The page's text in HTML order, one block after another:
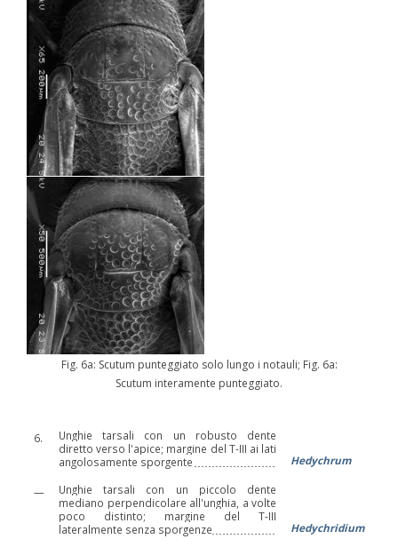
Fig. 6a: Scutum punteggiato solo lungo i notauli; Fig. 6a:
Scutum interamente punteggiato.
6.
Unghie tarsali con un robusto dente
diretto verso l'apice; margine del T-III ai lati
angolosamente sporgente
Hedychrum
—
Unghie tarsali con un piccolo dente
mediano perpendicolare all'unghia, a volte
poco distinto; margine del T-III
lateralmente senza sporgenze
Hedychridium